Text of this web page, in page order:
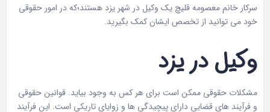
سرکار خانم معصومه قلیچ یک وکیل در شهر یزد هستند؛که در امور حقوقی
خود می توانید از تخصص ایشان کمک بگیرید.
وکیل در یزد
مشکلات حقوقی ممکن است برای هر کس به وجود بیاید. قوانین حقوقی
و فرآیند های قضایی دارای پیچیدگی ها و زوایای تاریکی است. این فرآیند